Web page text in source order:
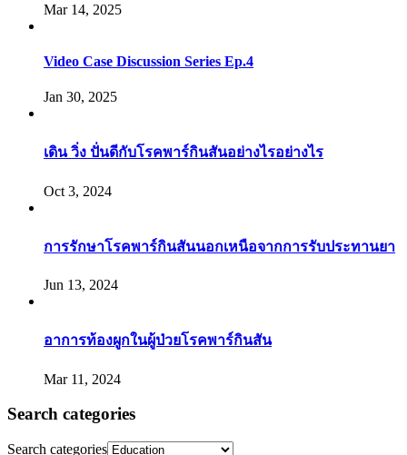
Mar 14, 2025
Video Case Discussion Series Ep.4
Jan 30, 2025
เดิน วิ่ง ปั่นดีกับโรคพาร์กินสันอย่างไรอย่างไร
Oct 3, 2024
การรักษาโรคพาร์กินสันนอกเหนือจากการรับประทานยา
Jun 13, 2024
อาการท้องผูกในผู้ป่วยโรคพาร์กินสัน
Mar 11, 2024
Search categories
Search categories